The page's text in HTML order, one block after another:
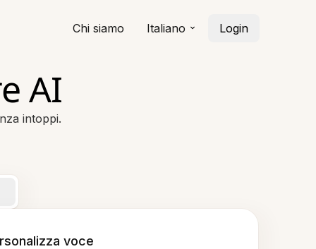
Chi siamo Italiano Login
AI
intoppi.
voce